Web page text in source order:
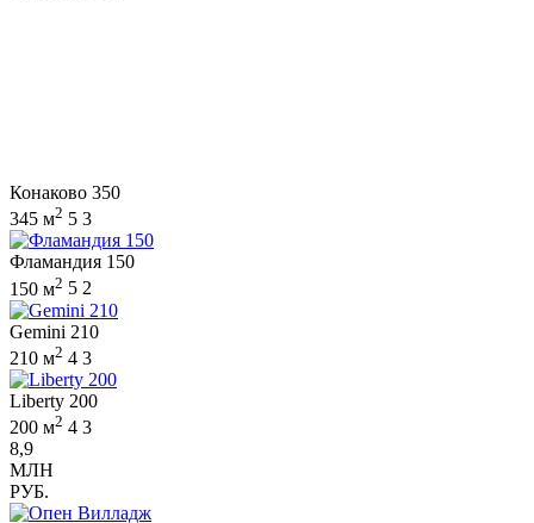
Конаково 350
345 м2 5 3
Фламандия 150
150 м2 5 2
Gemini 210
210 м2 4 3
Liberty 200
200 м2 4 3
8,9
МЛН
РУБ.